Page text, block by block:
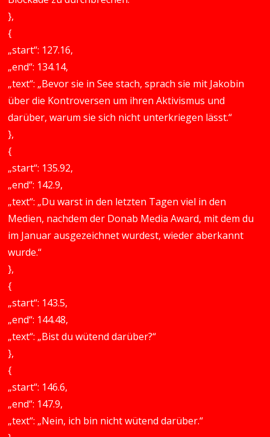
},
{
„start“: 127.16,
„end“: 134.14,
„text“: „Bevor sie in See stach, sprach sie mit Jakobin
über die Kontroversen um ihren Aktivismus und
darüber, warum sie sich nicht unterkriegen lässt.“
},
{
„start“: 135.92,
„end“: 142.9,
„text“: „Du warst in den letzten Tagen viel in den
Medien, nachdem der Donab Media Award, mit dem du
im Januar ausgezeichnet wurdest, wieder aberkannt
wurde.“
},
{
„start“: 143.5,
„end“: 144.48,
„text“: „Bist du wütend darüber?“
},
{
„start“: 146.6,
„end“: 147.9,
„text“: „Nein, ich bin nicht wütend darüber.“